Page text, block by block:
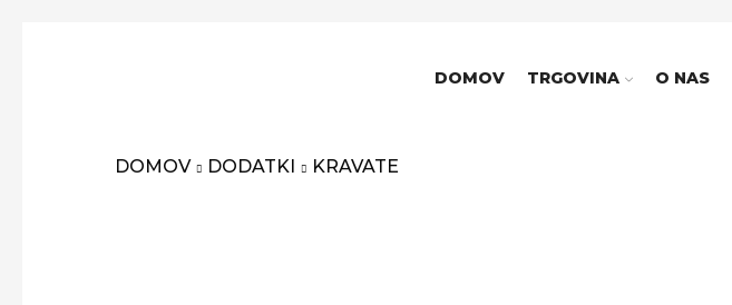
DOMOV TRGOVINA O NAS
DOMOV DODATKI KRAVATE